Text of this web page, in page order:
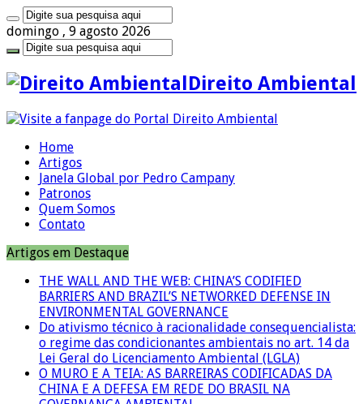
domingo , 9 agosto 2026
Direito Ambiental
Home
Artigos
Janela Global por Pedro Campany
Patronos
Quem Somos
Contato
Artigos em Destaque
THE WALL AND THE WEB: CHINA’S CODIFIED
BARRIERS AND BRAZIL’S NETWORKED DEFENSE IN
ENVIRONMENTAL GOVERNANCE
Do ativismo técnico à racionalidade consequencialista:
o regime das condicionantes ambientais no art. 14 da
Lei Geral do Licenciamento Ambiental (LGLA)
O MURO E A TEIA: AS BARREIRAS CODIFICADAS DA
CHINA E A DEFESA EM REDE DO BRASIL NA